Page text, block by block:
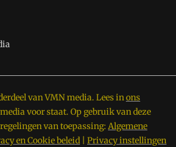
van VMN media. Lees inons
voor staat. Op gebruik van deze
van toepassing: Algemene
en Cookie beleid Privacy instellingen